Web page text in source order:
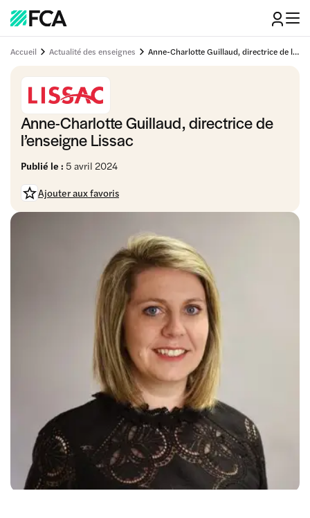
Accueil Actualité des enseignes Anne-Charlotte Guillaud, directrice de l'enseigne Lissac
Anne-Charlotte Guillaud, directrice de
l’enseigne Lissac
Publié le : 5 avril 2024
Ajouter aux favoris